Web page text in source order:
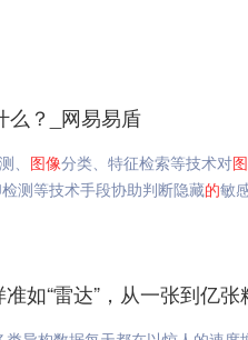
么？_网易易盾
、 图像分类、特征检索等技术对
测等技术手段协助判断隐藏的敏
如“雷达”，从一张到亿